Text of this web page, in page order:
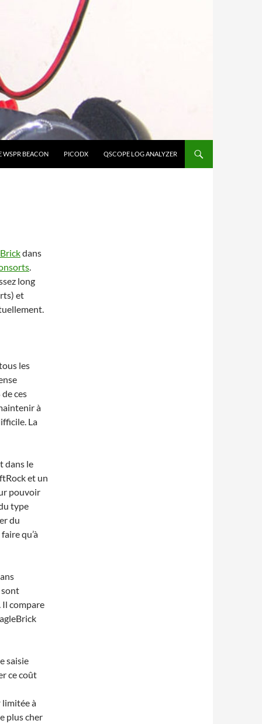
WSPR BEACON PICODX QSCOPE LOG ANALYZER
dans
.
long
et
les
ces
à
La
dans le
et un
pouvoir
type
du
qu’à
sont
Il compare
saisie
ce coût
limitée à
plus cher